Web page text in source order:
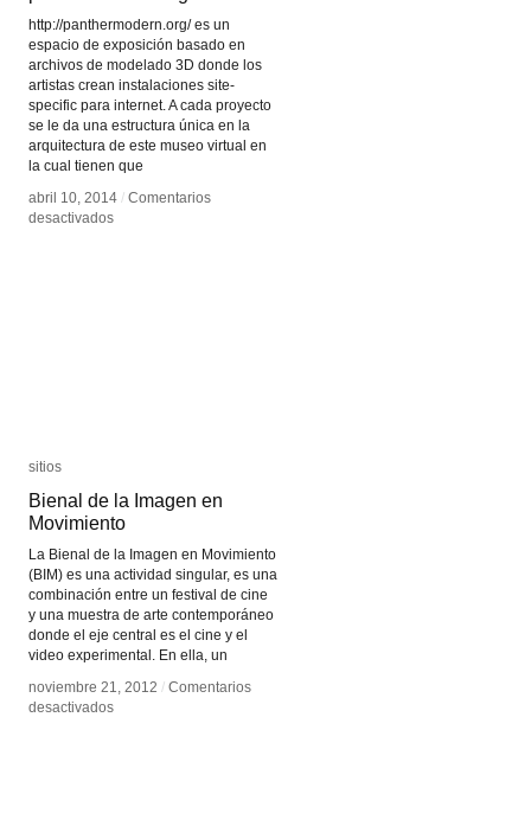
http://panthermodern.org/ es un
espacio de exposición basado en
archivos de modelado 3D donde los
artistas crean instalaciones site-
specific para internet. A cada proyecto
se le da una estructura única en la
arquitectura de este museo virtual en
la cual tienen que
abril 10, 2014 / Comentarios
desactivadosen
abril 10, 2014 / Comentarios
desactivadosen
sitios
Bienal de la Imagen en
Movimiento
La Bienal de la Imagen en Movimiento
(BIM) es una actividad singular, es una
combinación entre un festival de cine
y una muestra de arte contemporáneo
donde el eje central es el cine y el
video experimental. En ella, un
noviembre 21, 2012 / Comentarios
desactivadosen
sitios
Bienal de la Imagen en
Movimiento
noviembre 21, 2012 / Comentarios
desactivadosen